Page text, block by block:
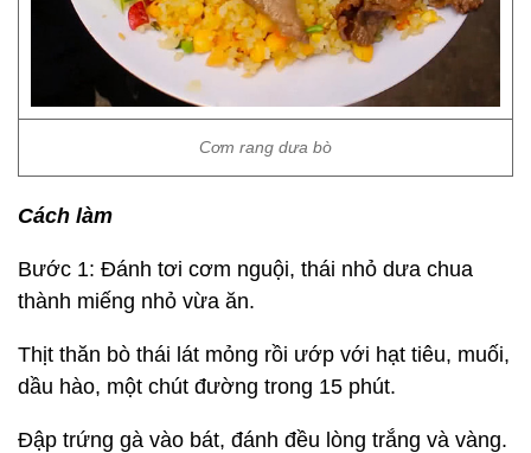
Cơm rang dưa bò
Cách làm
Bước 1: Đánh tơi cơm nguội, thái nhỏ dưa chua
thành miếng nhỏ vừa ăn.
Thịt thăn bò thái lát mỏng rồi ướp với hạt tiêu, muối,
dầu hào, một chút đường trong 15 phút.
Đập trứng gà vào bát, đánh đều lòng trắng và vàng.